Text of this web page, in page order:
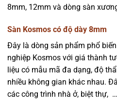
8mm, 12mm và dòng sàn
Sàn Kosmos có độ dày 8mm
Đây là dòng sản phẩm phổ
nghiệp Kosmos với giá thành
liệu có mẫu mã đa dạng, độ
nhiều không gian khác nhau.
các công trình nhà ở, biệt thự,